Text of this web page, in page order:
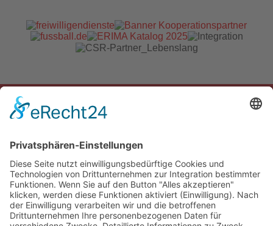
Impressum
Datenschutzerklärung
Cookie-Einstellungen